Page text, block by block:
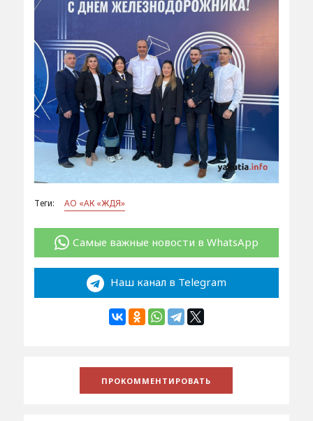
Теги: АО «АК «ЖДЯ»
Самые важные новости в WhatsApp
Наш канал в Telegram